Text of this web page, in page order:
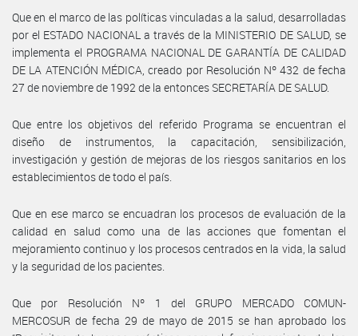
Que en el marco de las políticas vinculadas a la salud, desarrolladas
por el ESTADO NACIONAL a través de la MINISTERIO DE SALUD, se
implementa el PROGRAMA NACIONAL DE GARANTÍA DE CALIDAD
DE LA ATENCIÓN MÉDICA, creado por Resolución Nº 432 de fecha
27 de noviembre de 1992 de la entonces SECRETARÍA DE SALUD.
Que entre los objetivos del referido Programa se encuentran el
diseño de instrumentos, la capacitación, sensibilización,
investigación y gestión de mejoras de los riesgos sanitarios en los
establecimientos de todo el país.
Que en ese marco se encuadran los procesos de evaluación de la
calidad en salud como una de las acciones que fomentan el
mejoramiento continuo y los procesos centrados en la vida, la salud
y la seguridad de los pacientes.
Que por Resolución Nº 1 del GRUPO MERCADO COMUN-
MERCOSUR de fecha 29 de mayo de 2015 se han aprobado los